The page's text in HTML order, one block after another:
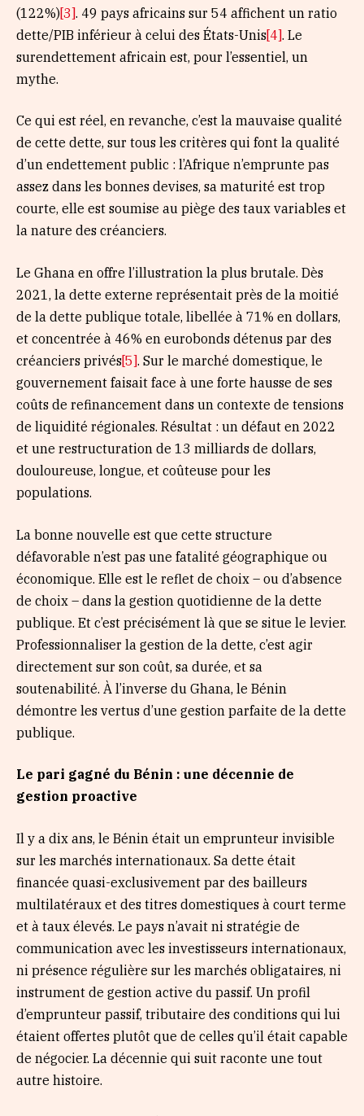
(122%)[3]. 49 pays africains sur 54 affichent un ratio
dette/PIB inférieur à celui des États-Unis[4]. Le
surendettement africain est, pour l’essentiel, un
mythe.
Ce qui est réel, en revanche, c’est la mauvaise qualité
de cette dette, sur tous les critères qui font la qualité
d’un endettement public : l’Afrique n’emprunte pas
assez dans les bonnes devises, sa maturité est trop
courte, elle est soumise au piège des taux variables et
la nature des créanciers.
Le Ghana en offre l’illustration la plus brutale. Dès
2021, la dette externe représentait près de la moitié
de la dette publique totale, libellée à 71% en dollars,
et concentrée à 46% en eurobonds détenus par des
créanciers privés[5]. Sur le marché domestique, le
gouvernement faisait face à une forte hausse de ses
coûts de refinancement dans un contexte de tensions
de liquidité régionales. Résultat : un défaut en 2022
et une restructuration de 13 milliards de dollars,
douloureuse, longue, et coûteuse pour les
populations.
La bonne nouvelle est que cette structure
défavorable n’est pas une fatalité géographique ou
économique. Elle est le reflet de choix – ou d’absence
de choix – dans la gestion quotidienne de la dette
publique. Et c’est précisément là que se situe le levier.
Professionnaliser la gestion de la dette, c’est agir
directement sur son coût, sa durée, et sa
soutenabilité. À l’inverse du Ghana, le Bénin
démontre les vertus d’une gestion parfaite de la dette
publique.
Le pari gagné du Bénin : une décennie de
gestion proactive
Il y a dix ans, le Bénin était un emprunteur invisible
sur les marchés internationaux. Sa dette était
financée quasi-exclusivement par des bailleurs
multilatéraux et des titres domestiques à court terme
et à taux élevés. Le pays n’avait ni stratégie de
communication avec les investisseurs internationaux,
ni présence régulière sur les marchés obligataires, ni
instrument de gestion active du passif. Un profil
d’emprunteur passif, tributaire des conditions qui lui
étaient offertes plutôt que de celles qu’il était capable
de négocier. La décennie qui suit raconte une tout
autre histoire.